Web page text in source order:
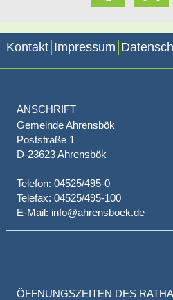
Kontakt Impressum
ANSCHRIFT
Gemeinde Ahrensbök
Poststraße 1
D-23623 Ahrensbök
Telefon: 04525/495-0
Telefax: 04525/495-100
E-Mail: info@ahrensboek.de
ÖFFNUNGSZEITEN DES